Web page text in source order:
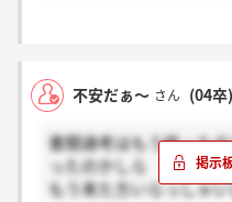
不安だぁ～ さん (04卒)
書類選考はもう終った
ったのかしら
もう来た方いらっしゃ